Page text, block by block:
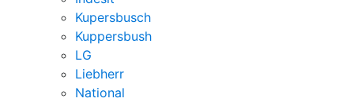
Kupersbusch
Kuppersbush
LG
Liebherr
National